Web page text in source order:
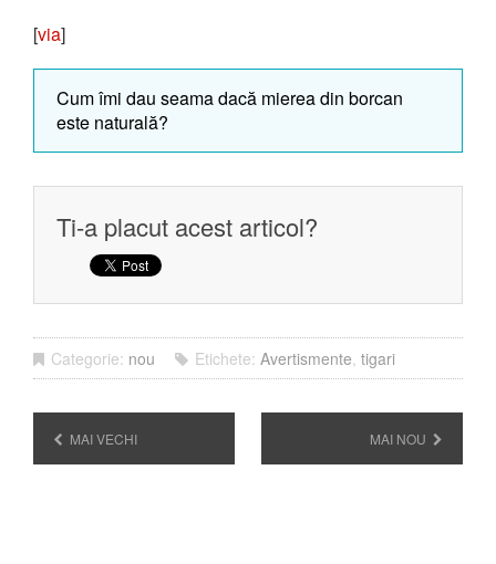
[via]
Cum îmi dau seama dacă mierea din borcan
este naturală?
Ti-a placut acest articol?
Categorie: nou Etichete: Avertismente, tigari
MAI VECHI MAI NOU